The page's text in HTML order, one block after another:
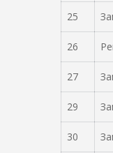
25
26
27
29
30